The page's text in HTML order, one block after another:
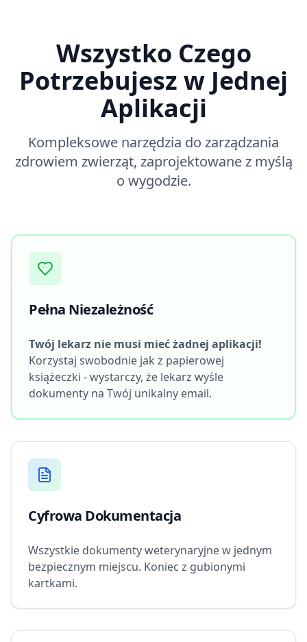
Wszystko Czego
Potrzebujesz w Jednej
Aplikacji
Kompleksowe narzędzia do zarządzania
zdrowiem zwierząt, zaprojektowane z myślą
o wygodzie.
Pełna Niezależność
Twój lekarz nie musi mieć żadnej aplikacji!
Korzystaj swobodnie jak z papierowej
książeczki - wystarczy, że lekarz wyśle
dokumenty na Twój unikalny email.
Cyfrowa Dokumentacja
Wszystkie dokumenty weterynaryjne w jednym
bezpiecznym miejscu. Koniec z gubionymi
kartkami.